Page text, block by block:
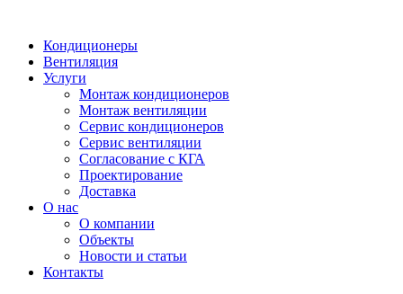
Кондиционеры
Вентиляция
Услуги
Монтаж кондиционеров
Монтаж вентиляции
Сервис кондиционеров
Сервис вентиляции
Согласование с КГА
Проектирование
Доставка
О нас
О компании
Объекты
Новости и статьи
Контакты